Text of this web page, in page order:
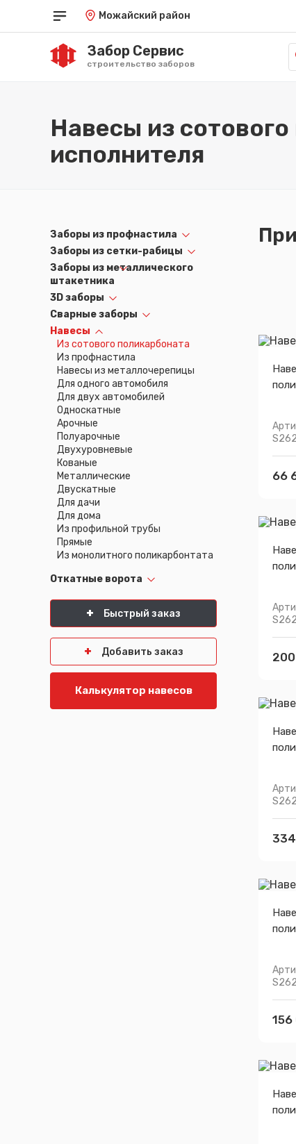
Можайский район
Липецк
Оренбург
Петрозаводск
Петропавловск-Камчатский
Ростов-на-Дону
Саранск
Ставрополь
Тамбов
Тюмень
Улан-Удэ
Херсон
Чебоксары
Челябинск
Якутск
Забор Сервис
строительство заборов
Навесы из
исполнителя
Заборы из профнастила
Заборы из сетки-рабицы
Заборы из металлического
штакетника
3D заборы
Сварные заборы
Навесы
Из сотового поликарбоната
Из профнастила
Навесы из металлочерепицы
Для одного автомобиля
Для двух автомобилей
Односкатные
Арочные
Полуарочные
Двухуровневые
Кованые
Металлические
Двускатные
Для дачи
Для дома
Из профильной трубы
Прямые
Из монолитного поликарбонтата
Откатные ворота
Быстрый заказ
Добавить заказ
Калькулятор навесов
66
156